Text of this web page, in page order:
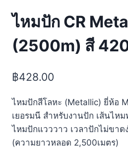
ไหมปัก CR
(2500m) สี
฿428.00
ไหมปักสีโลหะ (Metallic) ยี่ห้อ
เยอรมนี สำหรับงานปัก เส้นไหม
ไหมปักแวววาว เวลาปักไม่ขาด
(ความยาวหลอด 2,500เมตร)